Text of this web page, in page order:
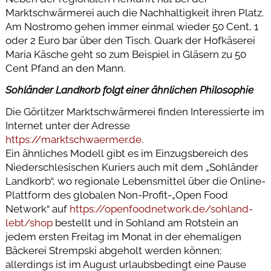
Marktschwärmerei auch die Nachhaltigkeit ihren Platz.
Am Nostromo gehen immer einmal wieder 50 Cent, 1
oder 2 Euro bar über den Tisch. Quark der Hofkäserei
Maria Käsche geht so zum Beispiel in Gläsern zu 50
Cent Pfand an den Mann.
Sohländer Landkorb folgt einer ähnlichen Philosophie
Die Görlitzer Marktschwärmerei finden Interessierte im
Internet unter der Adresse
https://marktschwaermer.de.
Ein ähnliches Modell gibt es im Einzugsbereich des
Niederschlesischen Kuriers auch mit dem „Sohländer
Landkorb“, wo regionale Lebensmittel über die Online-
Plattform des globalen Non-Profit-„Open Food
Network“ auf https://openfoodnetwork.de/sohland-
lebt/shopbestellt und in Sohland am Rotstein an
jedem ersten Freitag im Monat in der ehemaligen
Bäckerei Strempski abgeholt werden können;
allerdings ist im August urlaubsbedingt eine Pause